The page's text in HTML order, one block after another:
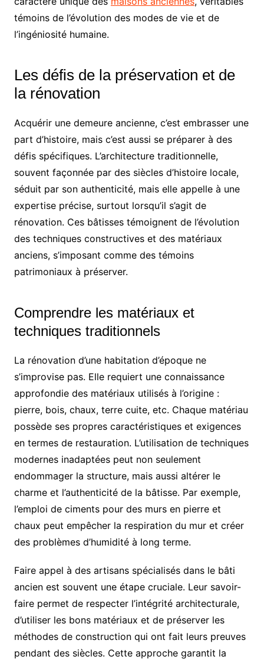
témoins de l’évolution des modes de vie et de
l’ingéniosité humaine.
Les défis de la préservation et de
la rénovation
Acquérir une demeure ancienne, c’est embrasser une
part d’histoire, mais c’est aussi se préparer à des
défis spécifiques. L’architecture traditionnelle,
souvent façonnée par des siècles d’histoire locale,
séduit par son authenticité, mais elle appelle à une
expertise précise, surtout lorsqu’il s’agit de
rénovation. Ces bâtisses témoignent de l’évolution
des techniques constructives et des matériaux
anciens, s’imposant comme des témoins
patrimoniaux à préserver.
Comprendre les matériaux et
techniques traditionnels
La rénovation d’une habitation d’époque ne
s’improvise pas. Elle requiert une connaissance
approfondie des matériaux utilisés à l’origine :
pierre, bois, chaux, terre cuite, etc. Chaque matériau
possède ses propres caractéristiques et exigences
en termes de restauration. L’utilisation de techniques
modernes inadaptées peut non seulement
endommager la structure, mais aussi altérer le
charme et l’authenticité de la bâtisse. Par exemple,
l’emploi de ciments pour des murs en pierre et
chaux peut empêcher la respiration du mur et créer
des problèmes d’humidité à long terme.
Faire appel à des artisans spécialisés dans le bâti
ancien est souvent une étape cruciale. Leur savoir-
faire permet de respecter l’intégrité architecturale,
d’utiliser les bons matériaux et de préserver les
méthodes de construction qui ont fait leurs preuves
pendant des siècles. Cette approche garantit la